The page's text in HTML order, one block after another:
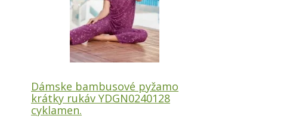
Dámske bambusové pyžamo
krátky rukáv YDGN0240128
cyklamen.